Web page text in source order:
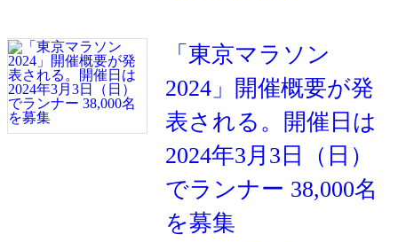
「東京マラソン
2024」開催概要が発
表される。開催日は
2024年3月3日（日）
でランナー 38,000名
を募集